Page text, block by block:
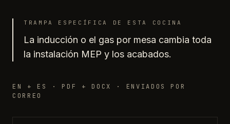
TRAMPA ESPECÍFICA DE ESTA COCINA
La inducción o el gas por mesa cambia toda
la instalación MEP y los acabados.
EN + ES · PDF + DOCX · ENVIADOS POR
CORREO